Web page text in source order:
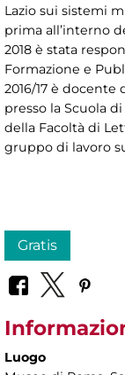
Lazio sui sistemi
prima all’interno
2018 è stata
Formazione e
2016/17 è
presso la Scuola
della Facoltà di
gruppo di lavoro
Gratis
Luogo